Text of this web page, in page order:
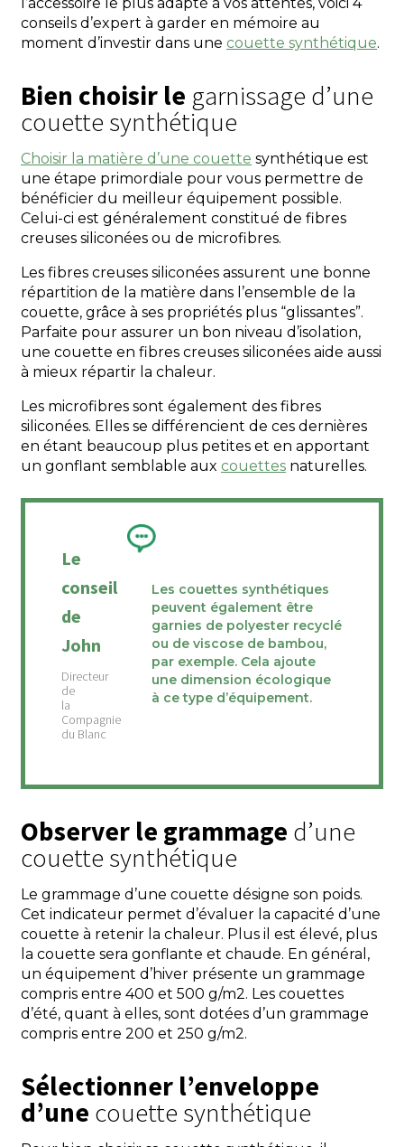
l’accessoire le plus adapté à vos attentes, voici 4
conseils d’expert à garder en mémoire au
moment d’investir dans une couette synthétique.
Bien choisir le garnissage d’une
couette synthétique
Choisir la matière d’une couette synthétique est
une étape primordiale pour vous permettre de
bénéficier du meilleur équipement possible.
Celui-ci est généralement constitué de fibres
creuses siliconées ou de microfibres.
Les fibres creuses siliconées assurent une bonne
répartition de la matière dans l’ensemble de la
couette, grâce à ses propriétés plus “glissantes”.
Parfaite pour assurer un bon niveau d’isolation,
une couette en fibres creuses siliconées aide aussi
à mieux répartir la chaleur.
Les microfibres sont également des fibres
siliconées. Elles se différencient de ces dernières
en étant beaucoup plus petites et en apportant
un gonflant semblable aux couettes naturelles.
Le
conseil
de
John
Les couettes synthétiques
peuvent également être
garnies de polyester recyclé
ou de viscose de bambou,
par exemple. Cela ajoute
une dimension écologique
à ce type d’équipement.
Observer le grammage d’une
couette synthétique
Le grammage d’une couette désigne son poids.
Cet indicateur permet d’évaluer la capacité d’une
couette à retenir la chaleur. Plus il est élevé, plus
la couette sera gonflante et chaude. En général,
un équipement d’hiver présente un grammage
compris entre 400 et 500 g/m2. Les couettes
d’été, quant à elles, sont dotées d’un grammage
compris entre 200 et 250 g/m2.
Sélectionner l’enveloppe
d’une couette synthétique